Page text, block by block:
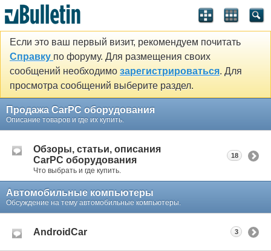
Если это ваш первый визит, рекомендуем почитать
Справку по форуму. Для размещения своих
сообщений необходимо зарегистрироваться. Для
просмотра сообщений выберите раздел.
Продажа CarPC оборудования
Описание товаров и где их купить.
Обзоры, статьи, описания
CarPC оборудования
Что выбрать и где купить.
18
Автомобильные компьютеры
Обсуждение на тему автомобильные компьютеры.
AndroidCar 3